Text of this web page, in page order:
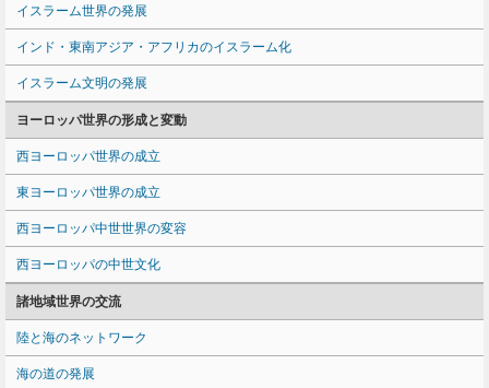
イスラーム世界の発展
インド・東南アジア・アフリカのイスラーム化
イスラーム文明の発展
ヨーロッパ世界の形成と変動
西ヨーロッパ世界の成立
東ヨーロッパ世界の成立
西ヨーロッパ中世世界の変容
西ヨーロッパの中世文化
諸地域世界の交流
陸と海のネットワーク
海の道の発展